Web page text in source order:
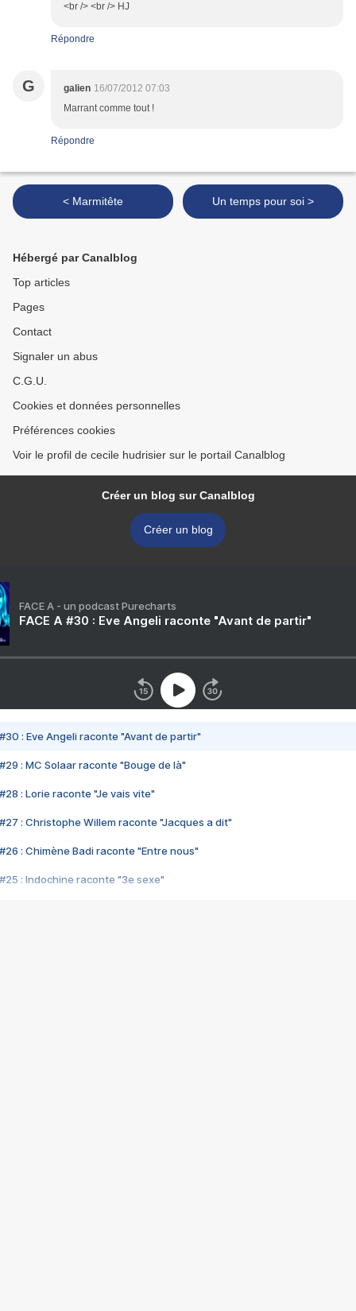
<br /> <br /> HJ
Répondre
G galien 16/07/2012 07:03
Marrant comme tout !
Répondre
< Marmitête Un temps pour soi >
Hébergé par Canalblog
Top articles
Pages
Contact
Signaler un abus
C.G.U.
Cookies et données personnelles
Préférences cookies
Voir le profil de cecile hudrisier sur le portail Canalblog
Créer un blog sur Canalblog
Créer un blog
FACE A - un podcast Purecharts
FACE A #30 : Eve Angeli raconte "Avant de partir"
#30 : Eve Angeli raconte "Avant de partir"
#29 : MC Solaar raconte "Bouge de là"
#28 : Lorie raconte "Je vais vite"
#27 : Christophe Willem raconte "Jacques a dit"
#26 : Chimène Badi raconte "Entre nous"
#25 : Indochine raconte "3e sexe"